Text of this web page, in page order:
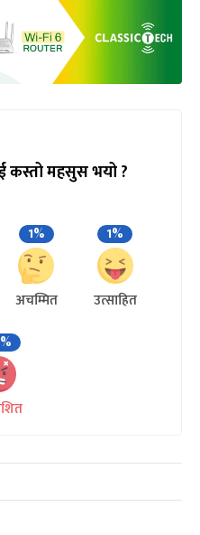
कस्तो महसुस भयो ?
1%
अचम्मित
1%
उत्साहित